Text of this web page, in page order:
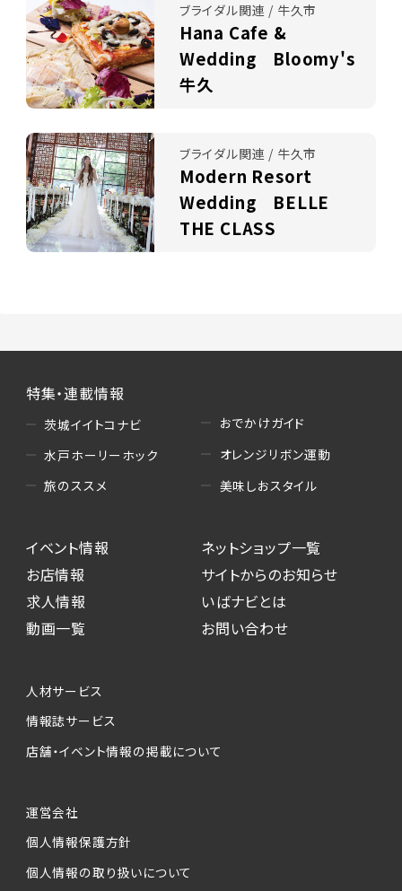
ブライダル関連 / 牛久市
Hana Cafe &
Wedding Bloomy's
牛久
ブライダル関連 / 牛久市
Modern Resort
Wedding BELLE
THE CLASS
特集・連載情報
茨城イイトコナビ
水戸ホーリーホック
旅のススメ
おでかけガイド
オレンジリボン運動
美味しおスタイル
イベント情報
お店情報
求人情報
動画一覧
ネットショップ一覧
サイトからのお知らせ
いばナビとは
お問い合わせ
人材サービス
情報誌サービス
店舗・イベント情報の掲載について
運営会社
個人情報保護方針
個人情報の取り扱いについて